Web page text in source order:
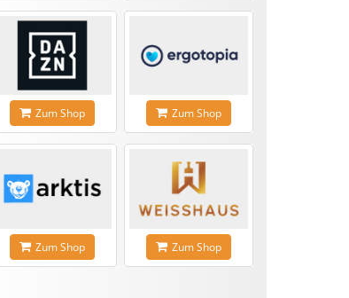
Zum Shop Zum Shop
Zum Shop Zum Shop